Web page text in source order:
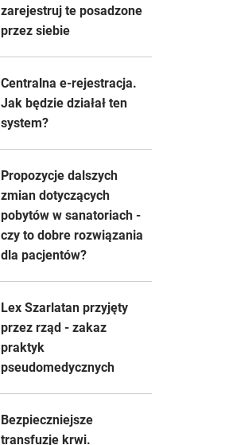
zarejestruj te posadzone
przez siebie
Centralna e-rejestracja.
Jak będzie działał ten
system?
Propozycje dalszych
zmian dotyczących
pobytów w sanatoriach -
czy to dobre rozwiązania
dla pacjentów?
Lex Szarlatan przyjęty
przez rząd - zakaz
praktyk
pseudomedycznych
Bezpieczniejsze
transfuzje krwi.